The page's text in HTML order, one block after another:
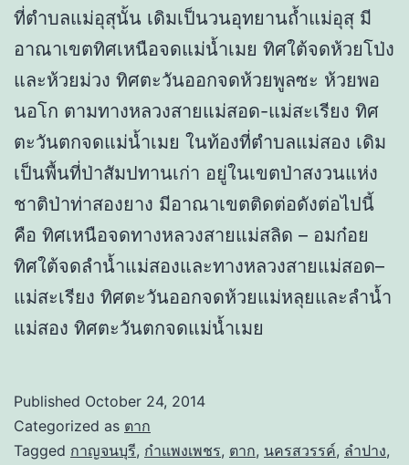
ที่ตำบลแม่อุสุนั้น เดิมเป็นวนอุทยานถ้ำแม่อุสุ มี
อาณาเขตทิศเหนือจดแม่น้ำเมย ทิศใต้จดห้วยโป่ง
และห้วยม่วง ทิศตะวันออกจดห้วยพูลซะ ห้วยพอ
นอโก ตามทางหลวงสายแม่สอด-แม่สะเรียง ทิศ
ตะวันตกจดแม่น้ำเมย ในท้องที่ตำบลแม่สอง เดิม
เป็นพื้นที่ป่าสัมปทานเก่า อยู่ในเขตป่าสงวนแห่ง
ชาติป่าท่าสองยาง มีอาณาเขตติดต่อดังต่อไปนี้
คือ ทิศเหนือจดทางหลวงสายแม่สลิด – อมก๋อย
ทิศใต้จดลำน้ำแม่สองและทางหลวงสายแม่สอด–
แม่สะเรียง ทิศตะวันออกจดห้วยแม่หลุยและลำน้ำ
แม่สอง ทิศตะวันตกจดแม่น้ำเมย
Published October 24, 2014
Categorized as ตาก
Tagged กาญจนบุรี, กำแพงเพชร, ตาก, นครสวรรค์, ลำปาง,